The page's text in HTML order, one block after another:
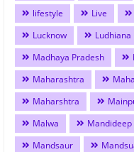
lifestyle
Live
Lucknow
Ludhiana
Madhaya Pradesh
Maharashtra
Maharshtra
Malwa
Mandideep
Mandsaur